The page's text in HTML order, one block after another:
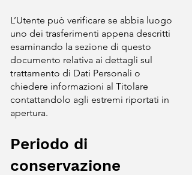
L’Utente può verificare se abbia luogo
uno dei trasferimenti appena descritti
esaminando la sezione di questo
documento relativa ai dettagli sul
trattamento di Dati Personali o
chiedere informazioni al Titolare
contattandolo agli estremi riportati in
apertura.
Periodo di
conservazione